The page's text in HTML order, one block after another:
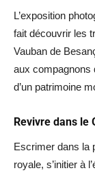
L’exposition
fait découvrir les
Vauban de
aux compagnons
d’un patrimoine
Revivre dans le
Escrimer dans la
royale, s’initier à